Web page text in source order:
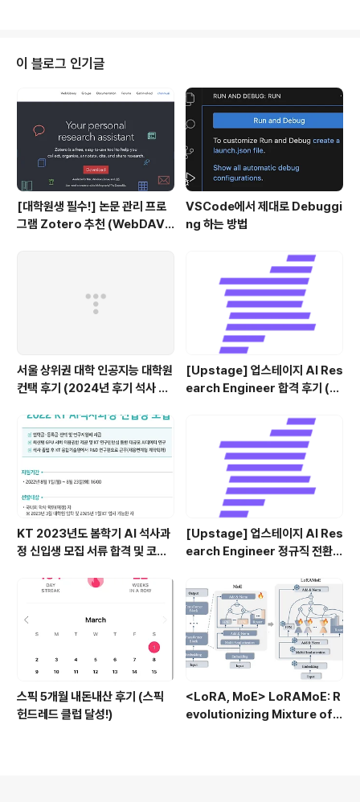
이 있는지 없는지'와 'x, y' 좌표 64개쌍을 포함합니다. 결
과적으로 129 차원이 됩니다. 이와 같은 개념을 사람의 신
체 구조를 따는데도 적용할 수 있습니다. 2. Object Detc
tion Car detection example 이번에는 한 이미지 내에
서 여러 개의 사물을 탐지..
이 블로그 인기글
[대학원생 필수!] 논문 관리 프로
그램 Zotero 추천 (WebDAV
VSCode에서 제대로 Debuggi
ng 하는 방법
서울 상위권 대학 인공지능 대학원
컨택 후기 (2024년 후기 석사 지
[Upstage] 업스테이지 AI Res
earch Engineer 합격 후기 (정
KT 2023년도 봄학기 AI 석사과
정 신입생 모집 서류 합격 및 코딩
[Upstage] 업스테이지 AI Res
earch Engineer 정규직 전환
스픽 5개월 내돈내산 후기 (스픽
헌드레드 클럽 달성!)
<LoRA, MoE> LoRAMoE: R
evolutionizing Mixture of E